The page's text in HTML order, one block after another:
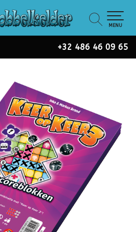
+32 486 46 09 65
MENU